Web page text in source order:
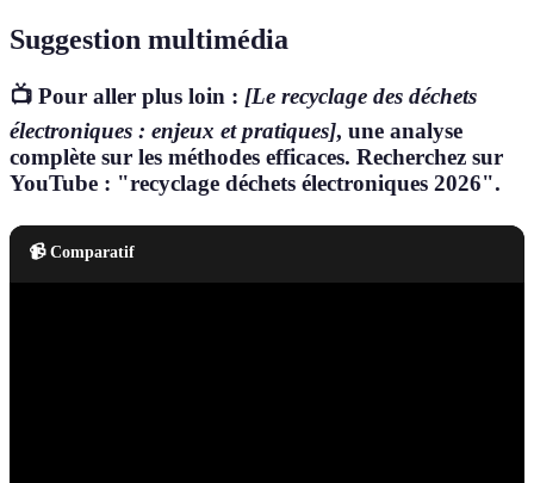
Suggestion multimédia
📺 Pour aller plus loin : [Le recyclage des déchets
électroniques : enjeux et pratiques], une analyse
complète sur les méthodes efficaces. Recherchez sur
YouTube : "recyclage déchets électroniques 2026".
📹 Comparatif